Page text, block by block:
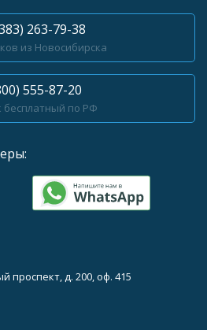
263-79-38
из Новосибирска
555-87-20
бесплатный по РФ
проспект, д. 200, оф. 415